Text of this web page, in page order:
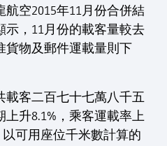
空2015年11月份合併結
示，11月份的載客量較去
貨物及郵件運載量則下
載客二百七十七萬八千五
升8.1%，乘客運載率上
以可用座位千米數計算的